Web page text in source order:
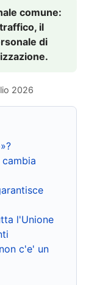
comune:
il
di
2026
l'Unione
c'e' un